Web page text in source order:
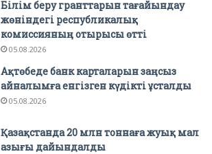
Білім беру гранттарын тағайындау
жөніндегі республикалық
комиссияның отырысы өтті
05.08.2026
Ақтөбеде банк карталарын заңсыз
айналымға енгізген күдікті ұсталды
05.08.2026
Қазақстанда 20 млн тоннаға жуық мал
азығы дайындалды